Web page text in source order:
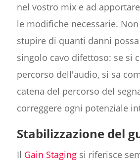
nel vostro mix e ad
le modifiche necessarie.
stupire di quanti danni
singolo cavo difettoso: se si
percorso dell'audio, si sa
catena del percorso del
correggere ogni potenziale
Stabilizzazione del
Il Gain Stagingsi riferisce